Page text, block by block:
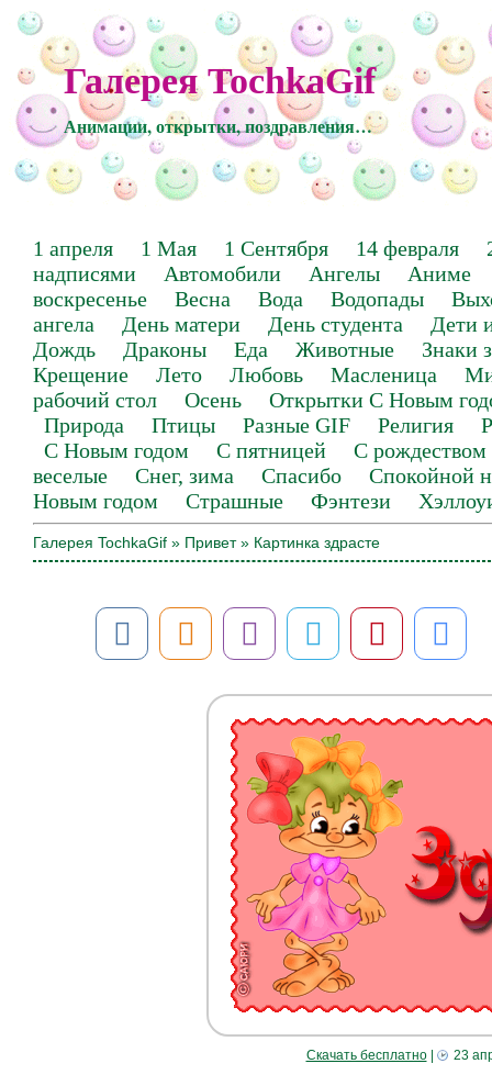
Галерея TochkaGif
Анимации, открытки, поздравления…
1 апреля 1 Мая 1 Сентября 14 февраля
надписями
Автомобили Ангелы
Аниме
воскресенье
Весна Вода Водопады
ангела
День матери День студента
Дети
Дождь
Драконы Еда Животные
Знаки
Крещение
Лето Любовь Масленица
рабочий стол
Осень
Открытки С Новым
Природа
Птицы Разные GIF Религия
С Новым годом
С пятницей
С рождеством
веселые
Снег, зима Спасибо
Спокойной
Новым годом
Страшные Фэнтези
Галерея TochkaGif » Привет» Картинка здрасте
Скачать бесплатно| 23